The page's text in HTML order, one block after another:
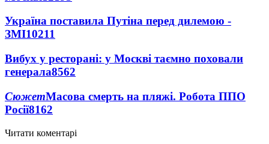
Україна поставила Путіна перед дилемою -
ЗМІ10211
Вибух у ресторані: у Москві таємно поховали
генерала8562
СюжетМасова смерть на пляжі. Робота ППО
Росії8162
Читати коментарі